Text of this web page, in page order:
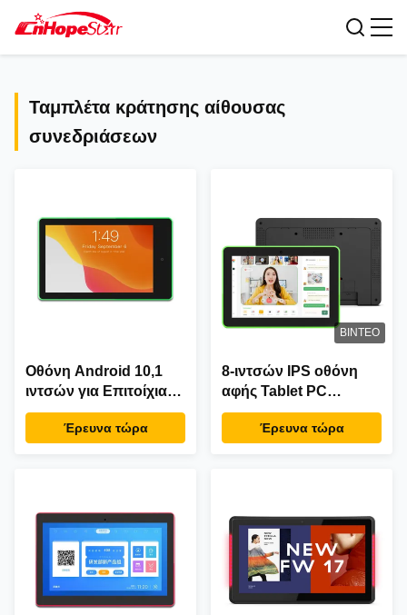
ΟΛΑ ΤΑ Προϊόντα
Ταμπλέτα κράτησης αίθουσας
συνεδριάσεων
Οθόνη Android 10,1
ιντσών για Επιτοίχια
Στήριξη με RK3566
Quad Core και
Έρευνα τώρα
ΒΊΝΤΕΟ
8-ιντσών IPS οθόνη
αφής Tablet PC
Android επιτοίχιο με
υποστήριξη POE και
Έρευνα τώρα